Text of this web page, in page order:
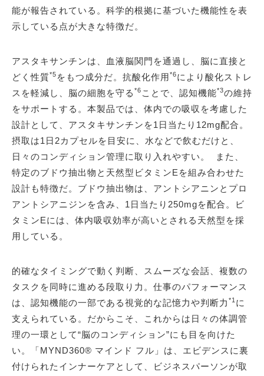
能が報告されている。科学的根拠に基づいた機能性を表
示している点が大きな特徴だ。
アスタキサンチンは、血液脳関門を通過し、脳に直接と
どく性質*5 をもつ成分だ。抗酸化作用*6により酸化ストレ
スを軽減し、脳の細胞を守る *6 ことで、認知機能*3の維持
をサポートする。本製品では、体内での吸収を考慮した
設計として、アスタキサンチンを1日当たり12mg配合。
摂取は1日2カプセルを目安に、水などで飲むだけと、
日々のコンディション管理に取り入れやすい。 また、
特定のブドウ抽出物と天然型ビタミンEを組み合わせた
設計も特徴だ。ブドウ抽出物は、アントシアニンとプロ
アントシアニジンを含み、1日当たり250mgを配合。ビ
タミンEには、体内吸収効率が高いとされる天然型を採
用している。
的確なタイミングで動く判断、スムーズな会話、複数の
タスクを同時に進める段取り力。仕事のパフォーマンス
は、認知機能の一部である視覚的な記憶力や判断力 *1 に
支えられている。だからこそ、これからは日々の体調管
理の一環として“脳のコンディション”にも目を向けた
い。「MYND360® マインド フル」は、エビデンスに裏
付けられたインナーケアとして、ビジネスパーソンが取